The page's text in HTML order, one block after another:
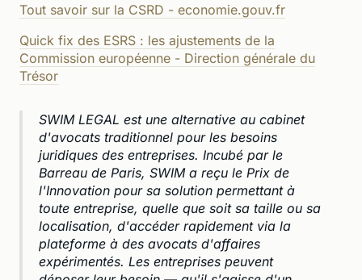
Tout savoir sur la CSRD - economie.gouv.fr
Quick fix des ESRS : les ajustements de la
Commission européenne - Direction générale du
Trésor
SWIM LEGAL est une alternative au cabinet
d'avocats traditionnel pour les besoins
juridiques des entreprises. Incubé par le
Barreau de Paris, SWIM a reçu le Prix de
l'Innovation pour sa solution permettant à
toute entreprise, quelle que soit sa taille ou sa
localisation, d'accéder rapidement via la
plateforme à des avocats d'affaires
expérimentés. Les entreprises peuvent